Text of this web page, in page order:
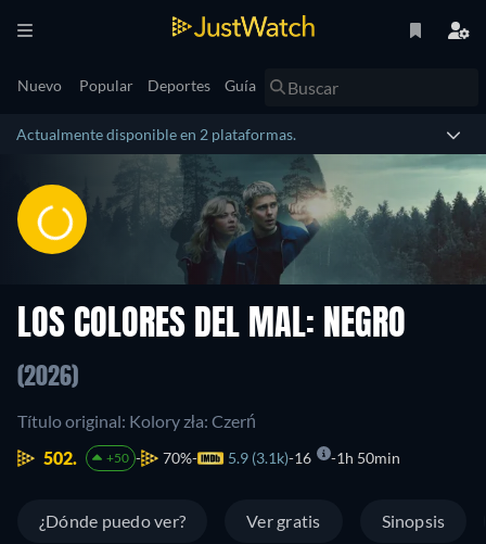
Nuevo Popular Deportes Guía
Actualmente disponible en 2 plataformas.
LOS COLORES DEL MAL: NEGRO
(2026)
Título original: Kolory zła: Czerń
502.
+50 70% 5.9 (3.1k) 16 1h 50min
¿Dónde puedo ver? Ver gratis Sinopsis